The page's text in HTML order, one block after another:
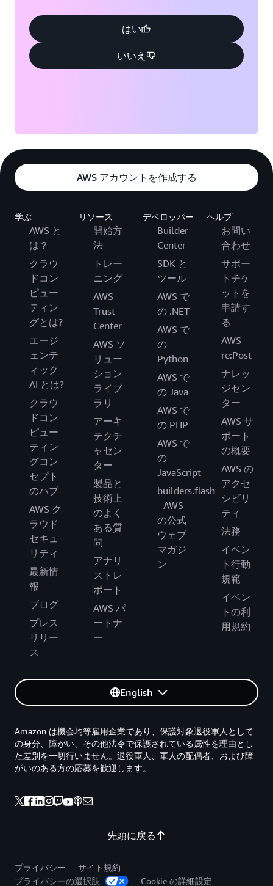
はい
いいえ
AWS アカウントを作成する
学ぶ
AWS と
は？
クラウ
ドコン
ピュー
ティン
グとは?
エージ
ェンテ
ィック
AI とは?
クラウ
ドコン
ピュー
ティン
グコン
セプト
のハブ
AWS ク
ラウド
セキュ
リティ
最新情
報
ブログ
プレス
リリー
ス
リソース
開始方
法
トレー
ニング
AWS
Trust
Center
AWS ソ
リュー
ション
ライブ
ラリ
アーキ
テクチ
ャセン
ター
製品と
技術上
のよく
ある質
問
アナリ
ストレ
ポート
AWS パ
ートナ
ー
デベロッパー
Builder
Center
SDK と
ツール
AWS で
の .NET
AWS で
の
Python
AWS で
の Java
AWS で
の PHP
AWS で
の
JavaScript
builders.flash
- AWS
の公式
ウェブ
マガジ
ン
ヘルプ
お問い
合わせ
サポー
トチケ
ットを
申請す
る
AWS
re:Post
ナレッ
ジセン
ター
AWS サ
ポート
の概要
AWS の
アクセ
シビリ
ティ
法務
イベン
ト行動
規範
イベン
トの利
用規約
English
先頭に戻る
Amazon は機会均等雇用企業であり、保護対象退役軍人として
の身分、障がい、その他法令で保護されている属性を理由とし
た差別を一切行いません。退役軍人、軍人の配偶者、および障
がいのある方の応募を歓迎します。
プライバシー
サイト規約
プライバシーの選択肢
Cookie の詳細設定